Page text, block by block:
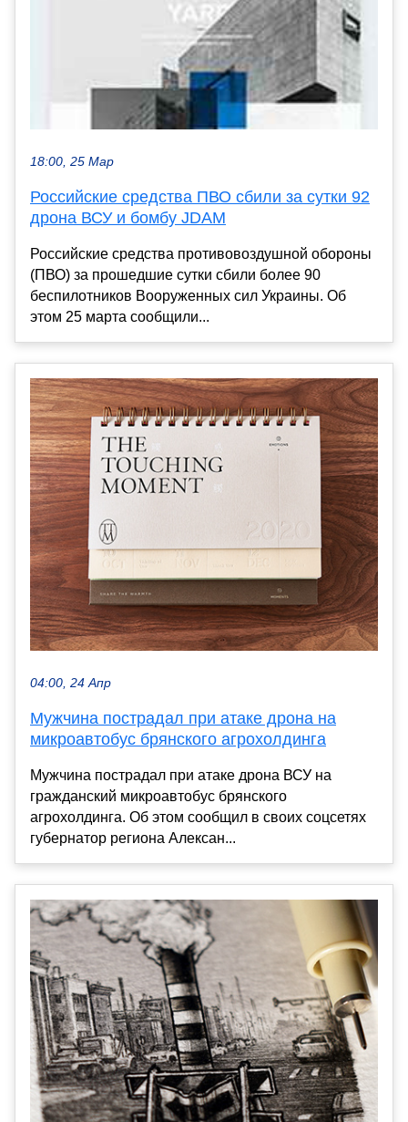
18:00, 25 Мар
Российские средства ПВО сбили за сутки 92
дрона ВСУ и бомбу JDAM
Российские средства противовоздушной обороны
(ПВО) за прошедшие сутки сбили более 90
беспилотников Вооруженных сил Украины. Об
этом 25 марта сообщили...
04:00, 24 Апр
Мужчина пострадал при атаке дрона на
микроавтобус брянского агрохолдинга
Мужчина пострадал при атаке дрона ВСУ на
гражданский микроавтобус брянского
агрохолдинга. Об этом сообщил в своих соцсетях
губернатор региона Алексан...